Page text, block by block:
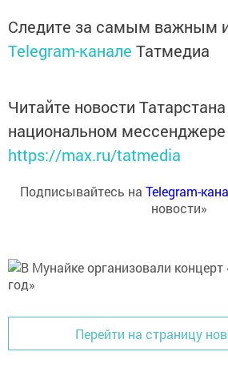
Следите за самым важным
Telegram-канале Татмедиа
Читайте новости
национальном
https://max.ru/tatmedia
Подписывайтесь на Telegram-
новости»
Перейти на страницу